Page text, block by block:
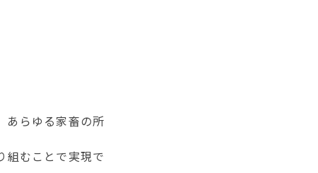
あらゆる家畜の所
組むことで実現で